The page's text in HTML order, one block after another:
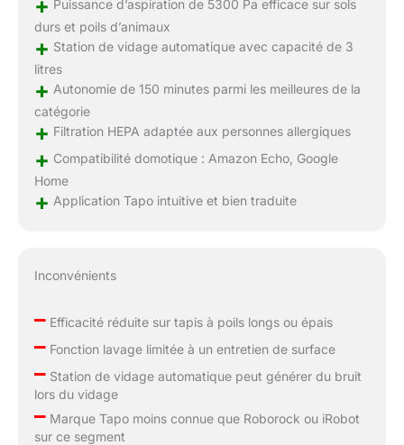
+ Puissance d’aspiration de 5300 Pa efficace sur sols
durs et poils d’animaux
+ Station de vidage automatique avec capacité de 3
litres
+ Autonomie de 150 minutes parmi les meilleures de la
catégorie
+ Filtration HEPA adaptée aux personnes allergiques
+ Compatibilité domotique : Amazon Echo, Google
Home
+ Application Tapo intuitive et bien traduite
Inconvénients
–Efficacité réduite sur tapis à poils longs ou épais
–Fonction lavage limitée à un entretien de surface
–Station de vidage automatique peut générer du bruit
lors du vidage
–Marque Tapo moins connue que Roborock ou iRobot
sur ce segment